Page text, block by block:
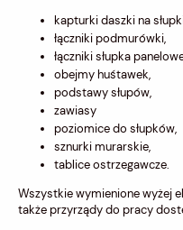
kapturki daszki na
łączniki podmurówki,
łączniki słupka
obejmy huśtawek,
podstawy słupów,
zawiasy
poziomice do słupków,
sznurki murarskie,
tablice ostrzegawcze.
Wszystkie wymienione wyżej
także przyrządy do pracy